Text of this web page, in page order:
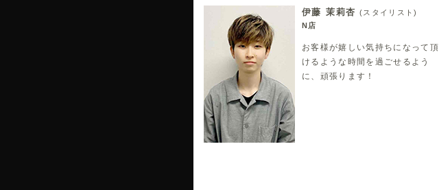
伊藤 茉莉杏 (スタイリスト)
N店
お客様が嬉しい気持ちになって頂
けるような時間を過ごせるよう
に、頑張ります！